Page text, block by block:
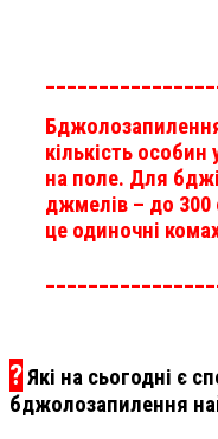
кількість
на поле. Для
джмелів – до 300
це одиночні
?Які на сьогодні є
бджолозапилення